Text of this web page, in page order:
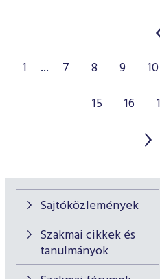
Sajtóközlemények
Szakmai cikkek és
tanulmányok
1 ... 7 8 9 10
15
16